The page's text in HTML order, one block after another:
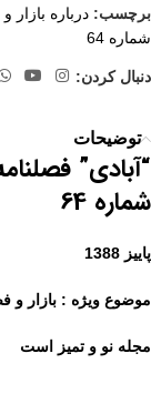
برچسب: درباره
شماره 64
دنبال کردن:
توضیحات
“آبادی”
شماره 64
پاییز 1388
موضوع ویژه : بازار و
مجله نو و تمیز است